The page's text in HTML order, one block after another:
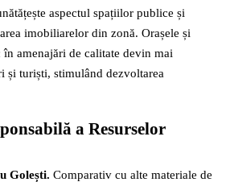
aspectul spațiilor publice și
imobiliarelor din zonă. Orașele și
în amenajări de calitate devin mai
și turiști, stimulând dezvoltarea
a Resurselor
Golești. Comparativ cu alte materiale de